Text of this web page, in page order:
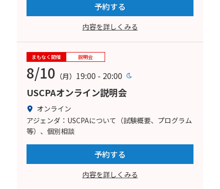
予約する
内容を詳しくみる
まもなく開催 説明会
8/10 （月） 19:00 - 20:00
USCPAオンライン説明会
オンライン
アジェンダ：USCPAについて（試験概要、プログラム
等）、個別相談
予約する
内容を詳しくみる